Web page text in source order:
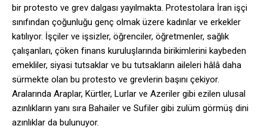
bir protesto ve grev dalgası yayılmakta. Protestolara İran işçi
sınıfından çoğunluğu genç olmak üzere kadınlar ve erkekler
katılıyor. İşçiler ve işsizler, öğrenciler, öğretmenler, sağlık
çalışanları, çöken finans kuruluşlarında birikimlerini kaybeden
emekliler, siyasi tutsaklar ve bu tutsakların aileleri hâlâ daha
sürmekte olan bu protesto ve grevlerin başını çekiyor.
Aralarında Araplar, Kürtler, Lurlar ve Azeriler gibi ezilen ulusal
azınlıkların yanı sıra Bahailer ve Sufiler gibi zulüm görmüş dini
azınlıklar da bulunuyor.